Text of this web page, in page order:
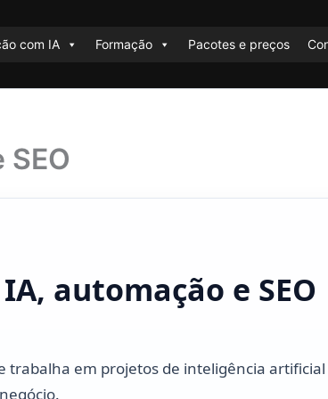
com IA Formação Pacotes e preços
automação e SEO
trabalha em projetos de inteligência